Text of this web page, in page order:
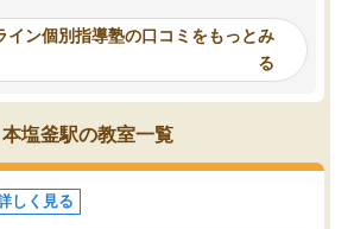
の先生から学ぶこ
がったらいいなと
が今足りないのか
き、子どももびっ
でやる気を持って
狙い通り、少しず
手意識も無くなっ
苦手な数学も追加
らないところをピンポイ
頂いて、とてもわかり
していました。一生を
スト、多少お金がかかっ
イン個別指導塾の口コミをもっとみ
る
本塩釜駅の教室一覧
しく見る